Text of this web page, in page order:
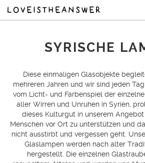
SYRISCHE
Diese einmaligen Glasobjekte
mehreren Jahren und wir sind jeden
vom Licht- und Farbenspiel der
aller Wirren und Unruhen in Syrien,
dieses Kulturgut in unserem
Menschen vor Ort zu unterstützen und
nicht ausstirbt und vergessen geht.
Glaslampen werden nach alter
hergestellt. Die einzelnen